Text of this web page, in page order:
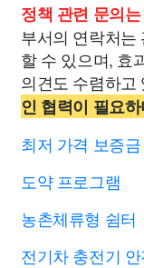
정책 관련 문의
부서의 연락처는
할 수 있으며, 효
의견도 수렴하고
인 협력이 필요
최저 가격 보증금
도약 프로그램
농촌체류형 쉼터
전기차 충전기